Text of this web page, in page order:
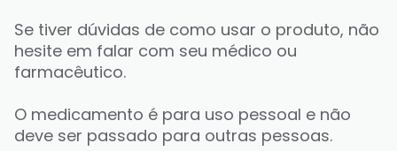
Se tiver dúvidas de como usar o produto, não
hesite em falar com seu médico ou
farmacêutico.
O medicamento é para uso pessoal e não
deve ser passado para outras pessoas.